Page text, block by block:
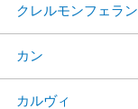
クレルモンフェラン
カン
カルヴィ